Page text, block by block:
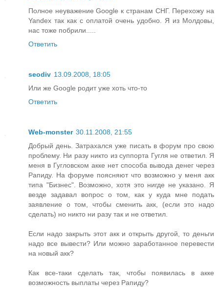
Полное неуважение Google к странам СНГ. Перехожу на
Yandex так как с оплатой очень удобно. Я из Молдовы,
нас тоже побрили.....
Ответить
seodiv 13.09.2008, 18:05
Или же Google родит уже хоть что-то
Ответить
Web-monster 30.11.2008, 21:55
Добрый день. Затрахался уже писать в форум про свою
проблему. Ни разу никто из суппорта Гугля не ответил. Я
меня в Гугловском акке нет способа вывода денег через
Рапиду. На форуме поясняют что возможно у меня акк
типа "Бизнес". Возможно, хотя это нигде не указано. Я
везде задавал вопрос о том, как у куда мне подать
заявление о том, чтобы сменить акк, (если это надо
сделать) но никто ни разу так и не ответил.
Если надо закрыть этот акк и открыть другой, то деньги
надо все вывести? Или можно заработанное перевести
на новый акк?
Как все-таки сделать так, чтобы появилась в акке
возможность выплаты через Рапиду?